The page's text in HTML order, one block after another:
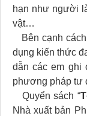
hạn như người
vật…
Bên cạnh cách
dụng kiến thức
dẫn các em ghi
phương pháp tư
Quyển sách “
Nhà xuất bản